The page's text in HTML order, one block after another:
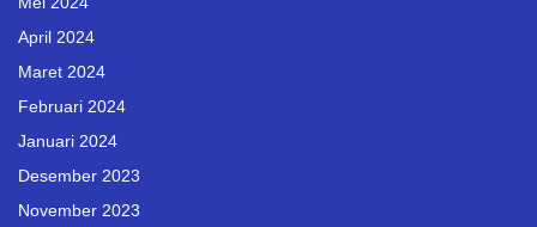
April 2024
Maret 2024
Februari 2024
Januari 2024
Desember 2023
November 2023